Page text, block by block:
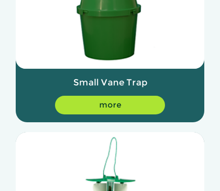
Small Vane Trap
more